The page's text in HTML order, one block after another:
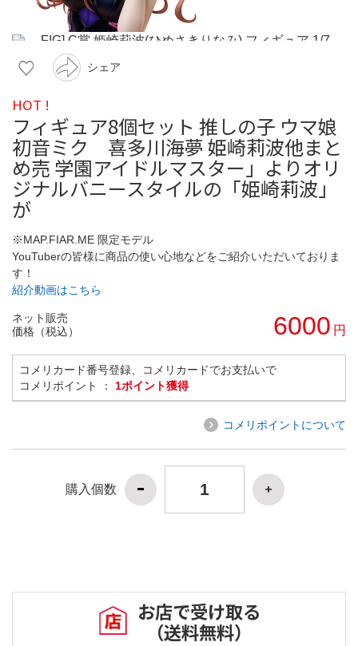
シェア
HOT !
フィギュア8個セット 推しの子 ウマ娘
初音ミク 喜多川海夢 姫崎莉波他まと
め売 学園アイドルマスター」よりオリ
ジナルバニースタイルの「姫崎莉波」
が
※MAP.FIAR.ME 限定モデル
YouTuberの皆様に商品の使い心地などをご紹介いただいておりま
す！
紹介動画はこちら
ネット販売
価格（税込）
6000 円
コメリカード番号登録、コメリカードでお支払いで
コメリポイント ： 1ポイント獲得
コメリポイントについて
購入個数
お店で受け取る
（送料無料）